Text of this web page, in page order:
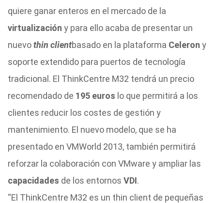
quiere ganar enteros en el mercado de la
virtualización y para ello acaba de presentar un
nuevothin clientbasado en la plataforma Celeron y
soporte extendido para puertos de tecnología
tradicional. El ThinkCentre M32 tendrá un precio
recomendado de 195 euros lo que permitirá a los
clientes reducir los costes de gestión y
mantenimiento. El nuevo modelo, que se ha
presentado en VMWorld 2013, también permitirá
reforzar la colaboración con VMware y ampliar las
capacidades de los entornos VDI.
“El ThinkCentre M32 es un thin client de pequeñas